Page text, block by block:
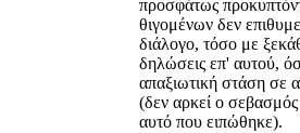
προσφάτως
θιγομένων δεν
διάλογο, τόσο με
δηλώσεις επ' αυτού,
απαξιωτική στάση σε
(δεν αρκεί ο σεβασμός
αυτό που ειπώθηκε).